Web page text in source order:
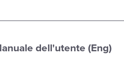
dell'utente (Eng)